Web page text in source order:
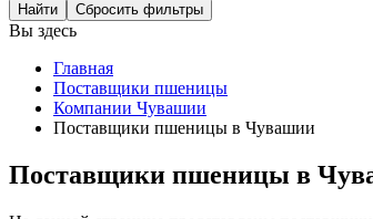
Сбросить фильтры
Вы здесь
Главная
Поставщики пшеницы
Компании Чувашии
Поставщики пшеницы в Чувашии
Поставщики пшеницы в